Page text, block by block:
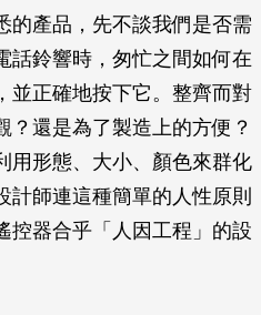
的產品，先不談我們是否需
話鈴響時，匆忙之間如何在
並正確地按下它。整齊而對
？還是為了製造上的方便？
用形態、大小、顏色來群化
計師連這種簡單的人性原則
控器合乎「人因工程」的設